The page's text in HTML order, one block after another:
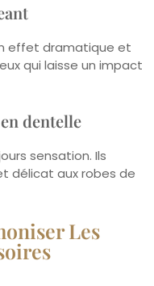
effet dramatique et
qui laisse un impact
dentelle
sensation. Ils
délicat aux robes de
Les